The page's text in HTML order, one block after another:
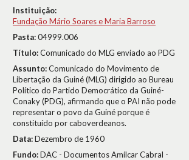
Instituição:
Fundação Mário Soares e Maria Barroso
Pasta:04999.006
Título:Comunicado do MLG enviado ao PDG
Assunto:Comunicado do Movimento de
Libertação da Guiné (MLG) dirigido ao Bureau
Político do Partido Democrático da Guiné-
Conaky (PDG), afirmando que o PAI não pode
representar o povo da Guiné porque é
constituído por caboverdeanos.
Data:Dezembro de 1960
Fundo:DAC - Documentos Amílcar Cabral -